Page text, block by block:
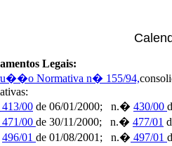
Legais:
Normativa n� 155/94,
413/00 de 06/01/2000; n.� 430/00
471/00 de 30/11/2000; n.� 477/01
496/01 de 01/08/2001; n.� 497/01